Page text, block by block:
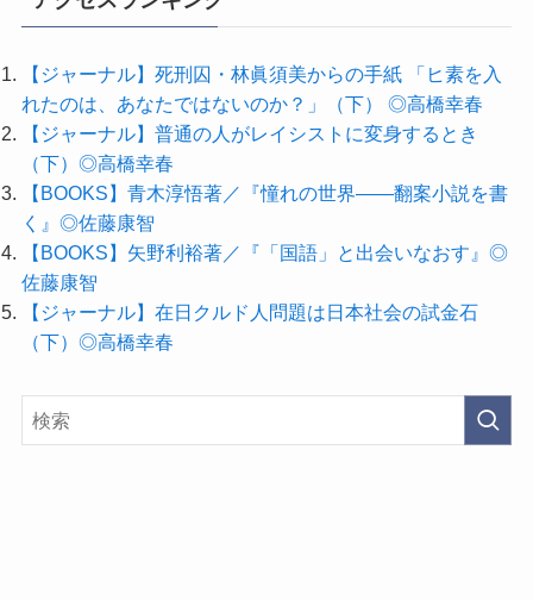
【ジャーナル】死刑囚・林眞須美からの手紙 「ヒ素を入
れたのは、あなたではないのか？」（下） ◎高橋幸春
【ジャーナル】普通の人がレイシストに変身するとき
（下）◎高橋幸春
【BOOKS】青木淳悟著／『憧れの世界――翻案小説を書
く』◎佐藤康智
【BOOKS】矢野利裕著／『「国語」と出会いなおす』◎
佐藤康智
【ジャーナル】在日クルド人問題は日本社会の試金石
（下）◎高橋幸春